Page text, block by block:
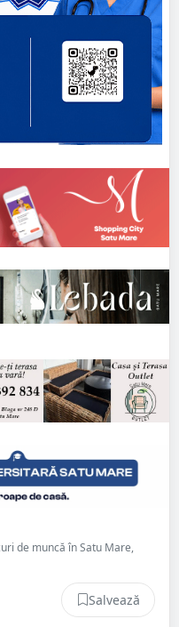
de muncă în Satu Mare,
Salvează